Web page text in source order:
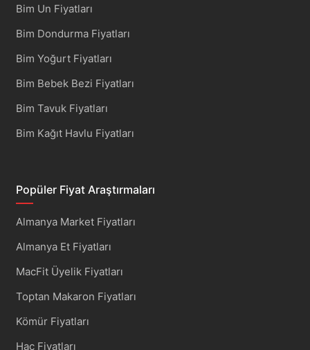
Bim Un Fiyatları
Bim Dondurma Fiyatları
Bim Yoğurt Fiyatları
Bim Bebek Bezi Fiyatları
Bim Tavuk Fiyatları
Bim Kağıt Havlu Fiyatları
Popüler Fiyat Araştırmaları
Almanya Market Fiyatları
Almanya Et Fiyatları
MacFit Üyelik Fiyatları
Toptan Makaron Fiyatları
Kömür Fiyatları
Hac Fiyatları